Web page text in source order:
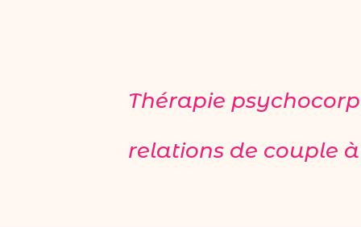
Thérapie
relations de couple